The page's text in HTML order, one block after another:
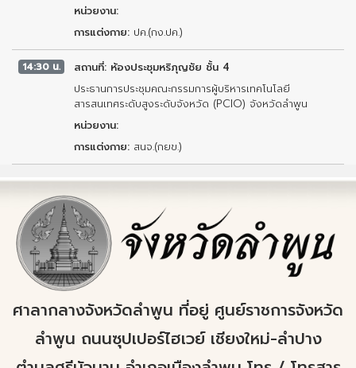
หน่วยงาน:
การแต่งกาย:ปค.(กง.ปค.)
14:30 น.
สถานที่: ห้องประชุมหริภุญชัย ชั้น 4
ประธานการประชุมคณะกรรมการผู้บริหารเทคโนโลยี
สารสนเทศระดับสูงระดับจังหวัด (PCIO) จังหวัดลำพูน
หน่วยงาน:
การแต่งกาย:สนจ.(กยข.)
ศาลากลางจังหวัดลำพูน ที่อยู่ ศูนย์ราชการจังหวัด
ลำพูน ถนนซุปเปอร์ไฮเวย์ เชียงใหม่-ลำปาง